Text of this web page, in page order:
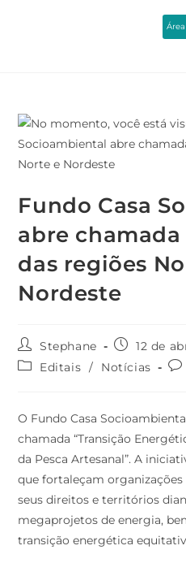
Fundo Casa
abre
das regiões
Nordeste
Stephane
12 de
Editais / Notícias
O Fundo Casa
chamada “Transição
da Pesca Artesanal”. A
que fortaleçam
seus direitos e territórios
megaprojetos de energia,
transição energética